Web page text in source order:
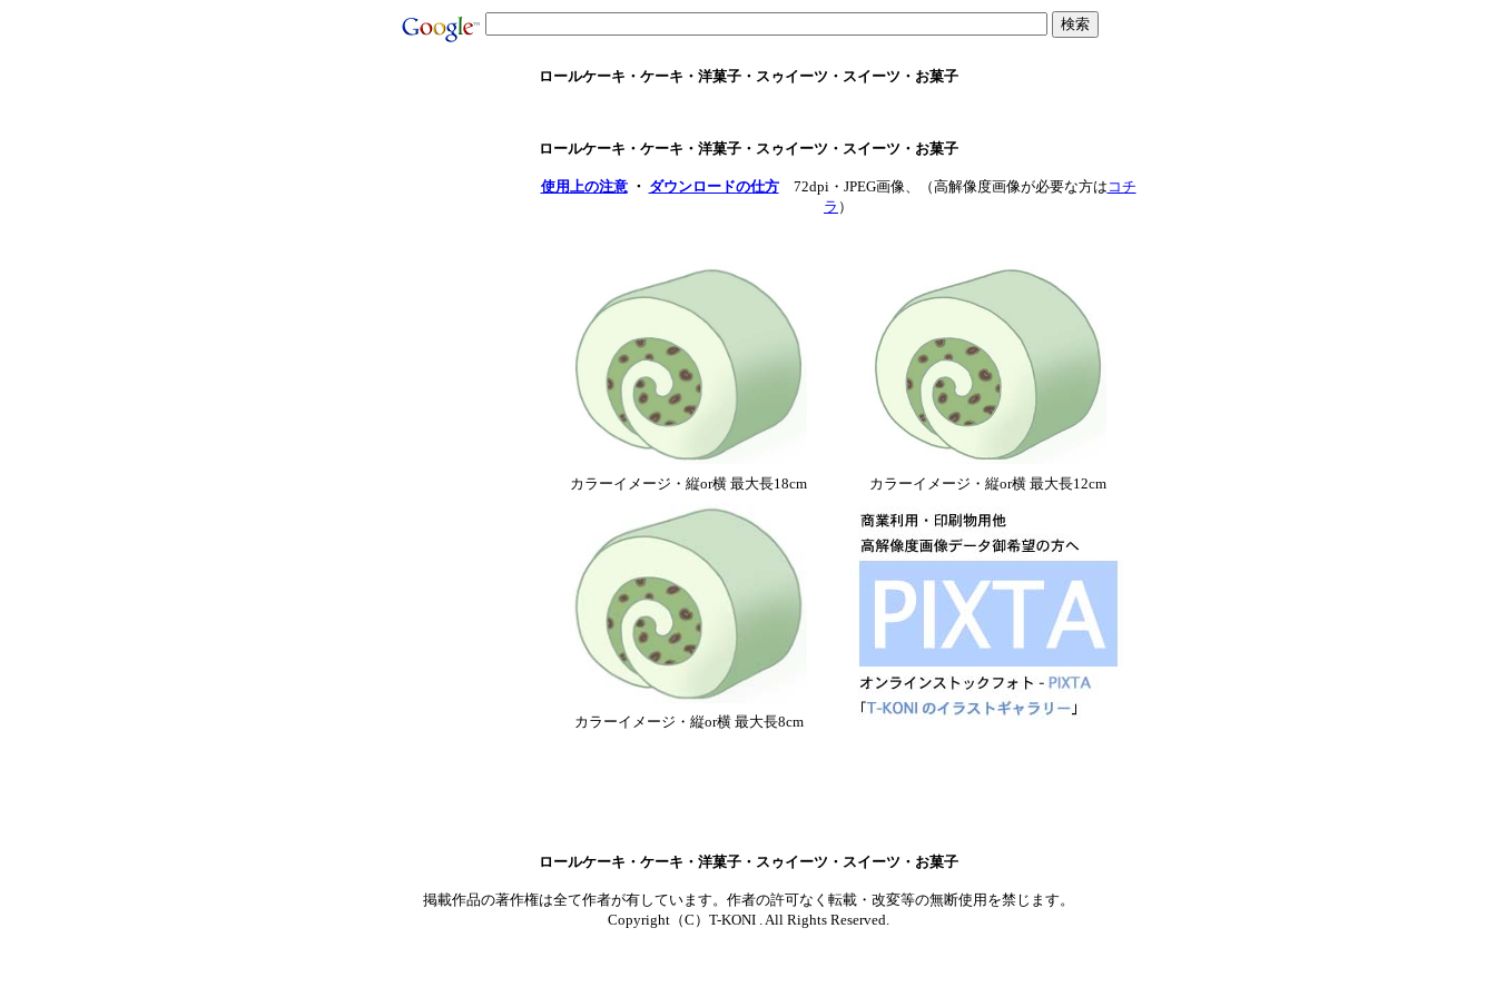
ロールケーキ・ケーキ・洋菓子・スゥイーツ・スイーツ・お菓子
ロールケーキ・ケーキ・洋菓子・スゥイーツ・スイーツ・お菓子
使用上の注意・ ダウンロードの仕方 72dpi・JPEG画像、（高解像度画像が必要な方は コチ
ラ ）
カラーイメージ・縦or横 最大長18cm カラーイメージ・縦or横 最大長12cm
カラーイメージ・縦or横 最大長8cm
ロールケーキ・ケーキ・洋菓子・スゥイーツ・スイーツ・お菓子
掲載作品の著作権は全て作者が有しています。作者の許可なく転載・改変等の無断使用を禁じます。
Copyright（C）T-KONI . All Rights Reserved.